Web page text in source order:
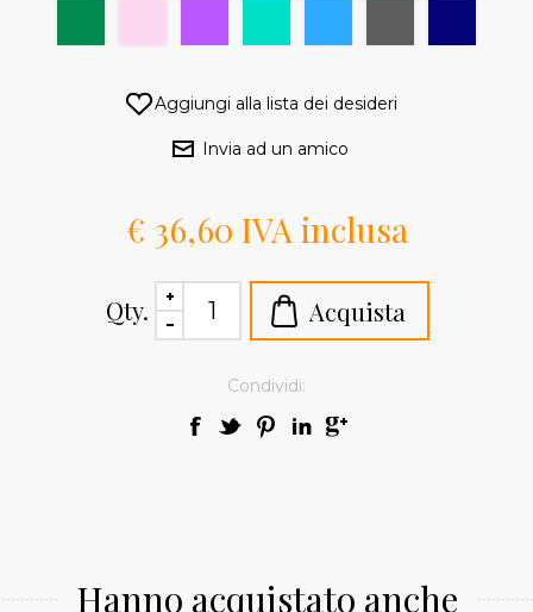
€ 36,60 IVA inclusa
Qty.
Condividi:
Hanno acquistato anche